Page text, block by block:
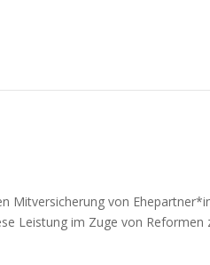
Mitversicherung von
Leistung im Zuge von Reformen